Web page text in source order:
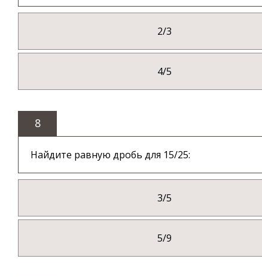
2/3
4/5
8
Найдите равную дробь для 15/25:
3/5
5/9